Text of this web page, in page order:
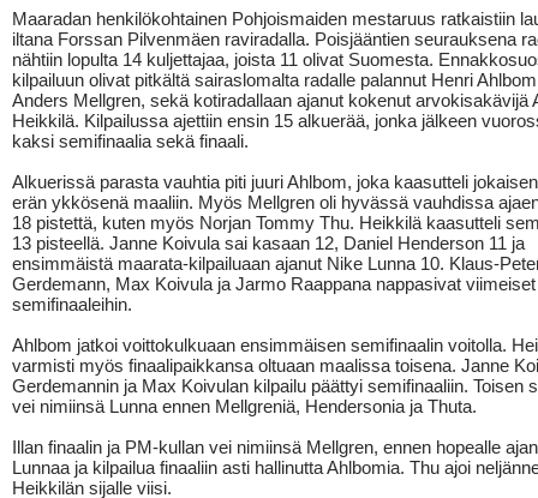
Maaradan henkilökohtainen Pohjoismaiden mestaruus ratkaistiin
iltana Forssan Pilvenmäen raviradalla. Poisjääntien seurauksena
nähtiin lopulta 14 kuljettajaa, joista 11 olivat Suomesta.
kilpailuun olivat pitkältä sairaslomalta radalle palannut Henri
Anders Mellgren, sekä kotiradallaan ajanut kokenut arvokisakävijä
Heikkilä. Kilpailussa ajettiin ensin 15 alkuerää, jonka jälkeen
kaksi semifinaalia sekä finaali.
Alkuerissä parasta vauhtia piti juuri Ahlbom, joka kaasutteli
erän ykkösenä maaliin. Myös Mellgren oli hyvässä vauhdissa
18 pistettä, kuten myös Norjan Tommy Thu. Heikkilä kaasutteli
13 pisteellä. Janne Koivula sai kasaan 12, Daniel Henderson 11 ja
ensimmäistä maarata-kilpailuaan ajanut Nike Lunna 10. Klaus-
Gerdemann, Max Koivula ja Jarmo Raappana nappasivat
semifinaaleihin.
Ahlbom jatkoi voittokulkuaan ensimmäisen semifinaalin voitolla.
varmisti myös finaalipaikkansa oltuaan maalissa toisena. Janne
Gerdemannin ja Max Koivulan kilpailu päättyi semifinaaliin. Toisen
vei nimiinsä Lunna ennen Mellgreniä, Hendersonia ja Thuta.
Illan finaalin ja PM-kullan vei nimiinsä Mellgren, ennen hopealle
Lunnaa ja kilpailua finaaliin asti hallinutta Ahlbomia. Thu ajoi
Heikkilän sijalle viisi.